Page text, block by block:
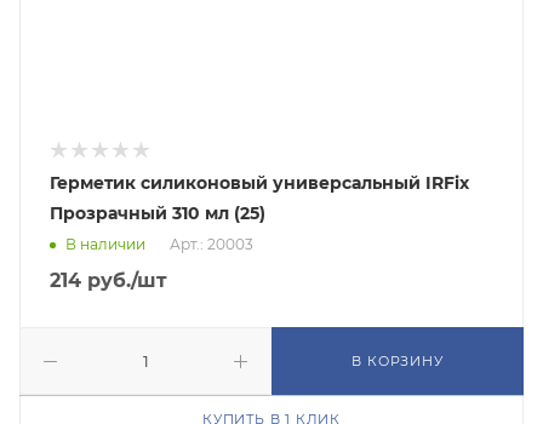
Герметик силиконовый универсальный IRFix
Прозрачный 310 мл (25)
В наличии Арт.: 20003
214 руб./шт
В КОРЗИНУ
КУПИТЬ В 1 КЛИК